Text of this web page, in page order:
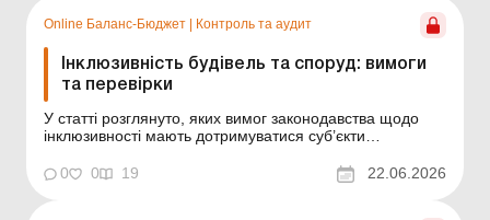
Online Баланс-Бюджет Контроль та аудит
Інклюзивність будівель та споруд: вимоги
та перевірки
У статті розглянуто, яких вимог законодавства щодо
інклюзивності мають дотримуватися суб’єкти
перевіряти виконання цих вимог. Баланс-Бюджет № 25
від 23 червня 2026 року З кожним роком все більш
0 0 19 22.06.2026